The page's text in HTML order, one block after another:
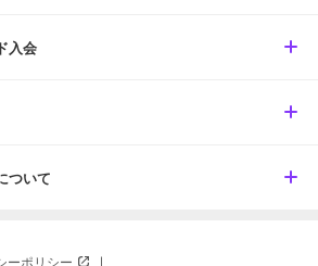
入会
ついて
ーポリシー